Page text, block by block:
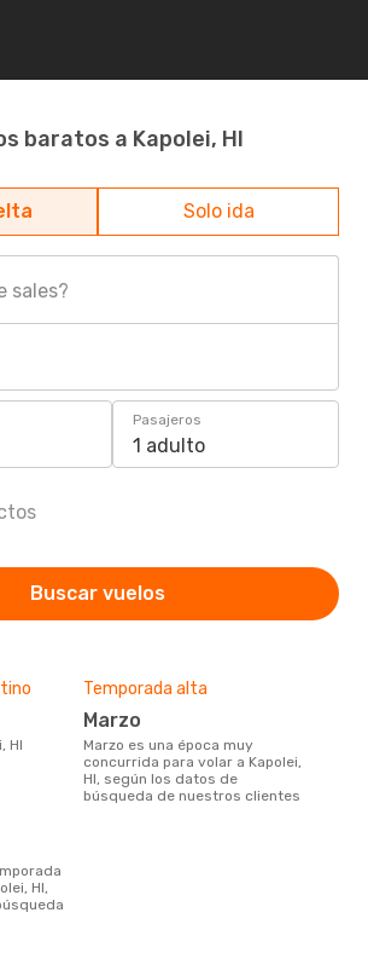
baratos a Kapolei, HI
Solo ida
sales?
Pasajeros
1 adulto
Buscar vuelos
HI
Temporada alta
marzo
marzo es una época muy
concurrida para volar a Kapolei,
HI, según los datos de
búsqueda de nuestros clientes
HI,